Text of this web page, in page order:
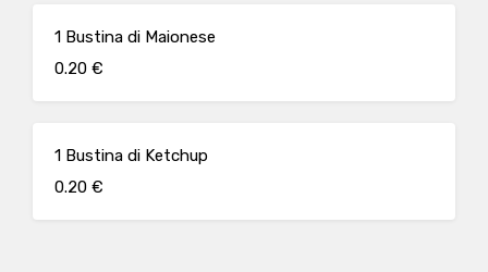
1 Bustina di Maionese
0.20 €
1 Bustina di Ketchup
0.20 €